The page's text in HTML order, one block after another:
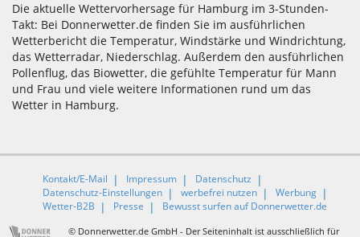
Die aktuelle Wettervorhersage für Hamburg im 3-Stunden-
Takt: Bei Donnerwetter.de finden Sie im ausführlichen
Wetterbericht die Temperatur, Windstärke und Windrichtung,
das Wetterradar, Niederschlag. Außerdem den ausführlichen
Pollenflug, das Biowetter, die gefühlte Temperatur für Mann
und Frau und viele weitere Informationen rund um das
Wetter in Hamburg.
Kontakt/E-Mail Impressum
Datenschutz
Datenschutz-Einstellungen
werbefrei nutzen
Werbung
Wetter-B2B
Presse Bewusst surfen auf Donnerwetter.de
© Donnerwetter.de GmbH - Der Seiteninhalt ist ausschließlich für